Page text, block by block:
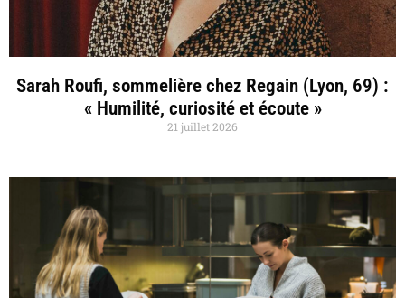
Sarah Roufi, sommelière chez Regain (Lyon, 69) :
« Humilité, curiosité et écoute »
21 juillet 2026